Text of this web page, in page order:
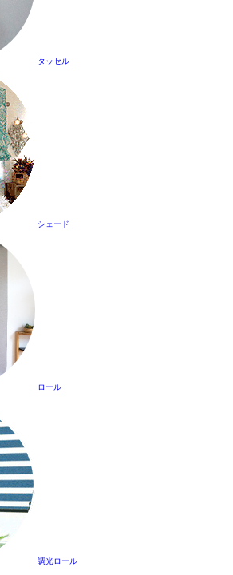
タッセル
シェード
ロール
調光ロール